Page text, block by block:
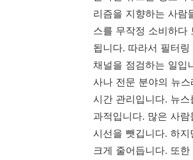
리즘을 지향하는 사람
스를 무작정 소비하다
됩니다. 따라서 필터
채널을 점검하는 일입
사나 전문 분야의 뉴
시간 관리입니다. 뉴
과적입니다. 많은 사
시선을 뺏깁니다. 하
크게 줄어듭니다. 또